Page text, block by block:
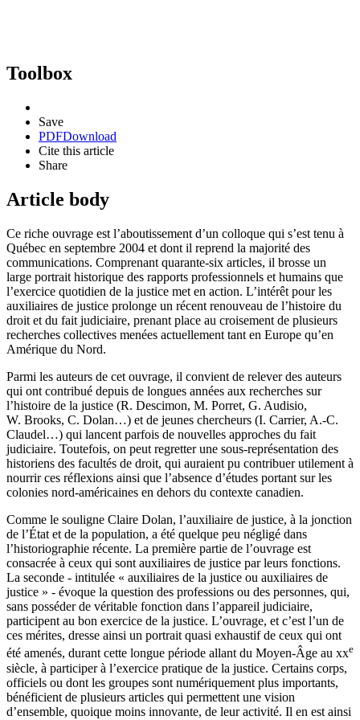
Toolbox
Save
PDFDownload
Cite this article
Share
Article body
Ce riche ouvrage est l’aboutissement d’un colloque qui s’est tenu à
Québec en septembre 2004 et dont il reprend la majorité des
communications. Comprenant quarante-six articles, il brosse un
large portrait historique des rapports professionnels et humains que
l’exercice quotidien de la justice met en action. L’intérêt pour les
auxiliaires de justice prolonge un récent renouveau de l’histoire du
droit et du fait judiciaire, prenant place au croisement de plusieurs
recherches collectives menées actuellement tant en Europe qu’en
Amérique du Nord.
Parmi les auteurs de cet ouvrage, il convient de relever des auteurs
qui ont contribué depuis de longues années aux recherches sur
l’histoire de la justice (R. Descimon, M. Porret, G. Audisio,
W. Brooks, C. Dolan…) et de jeunes chercheurs (I. Carrier, A.-C.
Claudel…) qui lancent parfois de nouvelles approches du fait
judiciaire. Toutefois, on peut regretter une sous-représentation des
historiens des facultés de droit, qui auraient pu contribuer utilement à
nourrir ces réflexions ainsi que l’absence d’études portant sur les
colonies nord-américaines en dehors du contexte canadien.
Comme le souligne Claire Dolan, l’auxiliaire de justice, à la jonction
de l’État et de la population, a été quelque peu négligé dans
l’historiographie récente. La première partie de l’ouvrage est
consacrée à ceux qui sont auxiliaires de justice par leurs fonctions.
La seconde - intitulée « auxiliaires de la justice ou auxiliaires de
justice » - évoque la question des professions ou des personnes, qui,
sans posséder de véritable fonction dans l’appareil judiciaire,
participent au bon exercice de la justice. L’ouvrage, et c’est l’un de
ces mérites, dresse ainsi un portrait quasi exhaustif de ceux qui ont
été amenés, durant cette longue période allant du Moyen-Âge au xxe
siècle, à participer à l’exercice pratique de la justice. Certains corps,
officiels ou dont les groupes sont numériquement plus importants,
bénéficient de plusieurs articles qui permettent une vision
d’ensemble, quoique moins innovante, de leur activité. Il en est ainsi